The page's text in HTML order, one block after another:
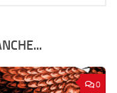
0